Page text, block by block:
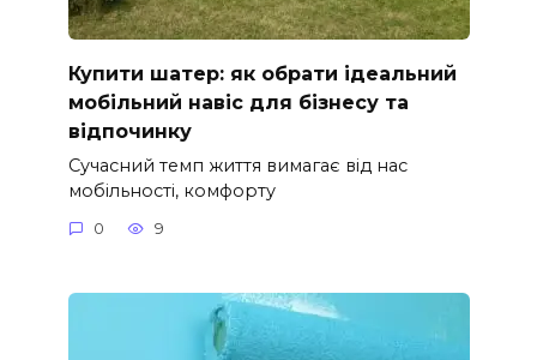
Купити шатер: як обрати ідеальний
мобільний навіс для бізнесу та
відпочинку
Сучасний темп життя вимагає від нас
мобільності, комфорту
0 9